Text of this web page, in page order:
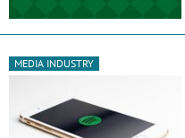
MEDIA INDUSTRY